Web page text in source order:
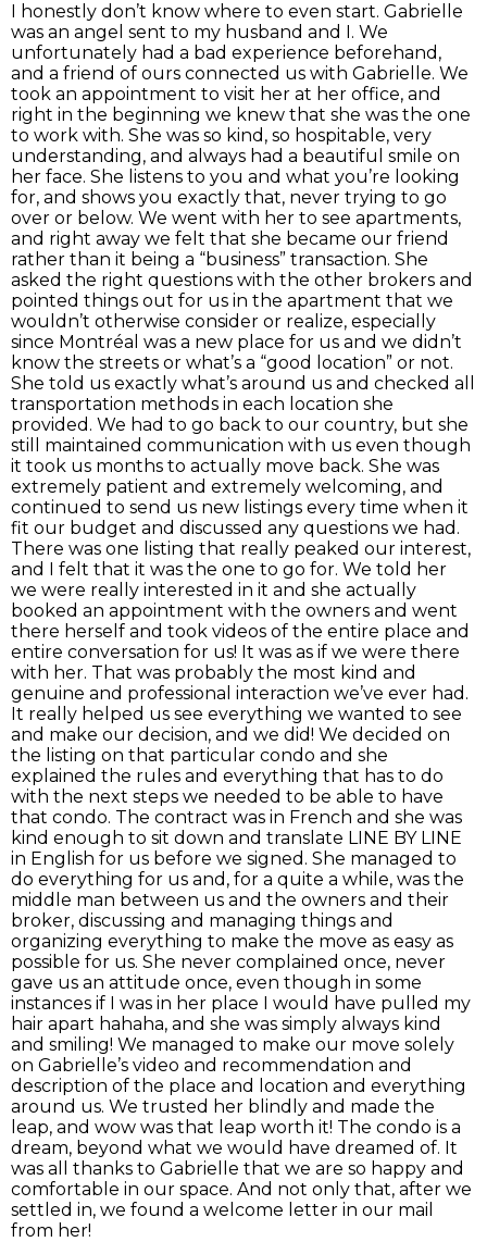
I honestly don’t know where to even start. Gabrielle
was an angel sent to my husband and I. We
unfortunately had a bad experience beforehand,
and a friend of ours connected us with Gabrielle. We
took an appointment to visit her at her office, and
right in the beginning we knew that she was the one
to work with. She was so kind, so hospitable, very
understanding, and always had a beautiful smile on
her face. She listens to you and what you’re looking
for, and shows you exactly that, never trying to go
over or below. We went with her to see apartments,
and right away we felt that she became our friend
rather than it being a “business” transaction. She
asked the right questions with the other brokers and
pointed things out for us in the apartment that we
wouldn’t otherwise consider or realize, especially
since Montréal was a new place for us and we didn’t
know the streets or what’s a “good location” or not.
She told us exactly what’s around us and checked all
transportation methods in each location she
provided. We had to go back to our country, but she
still maintained communication with us even though
it took us months to actually move back. She was
extremely patient and extremely welcoming, and
continued to send us new listings every time when it
fit our budget and discussed any questions we had.
There was one listing that really peaked our interest,
and I felt that it was the one to go for. We told her
we were really interested in it and she actually
booked an appointment with the owners and went
there herself and took videos of the entire place and
entire conversation for us! It was as if we were there
with her. That was probably the most kind and
genuine and professional interaction we’ve ever had.
It really helped us see everything we wanted to see
and make our decision, and we did! We decided on
the listing on that particular condo and she
explained the rules and everything that has to do
with the next steps we needed to be able to have
that condo. The contract was in French and she was
kind enough to sit down and translate LINE BY LINE
in English for us before we signed. She managed to
do everything for us and, for a quite a while, was the
middle man between us and the owners and their
broker, discussing and managing things and
organizing everything to make the move as easy as
possible for us. She never complained once, never
gave us an attitude once, even though in some
instances if I was in her place I would have pulled my
hair apart hahaha, and she was simply always kind
and smiling! We managed to make our move solely
on Gabrielle’s video and recommendation and
description of the place and location and everything
around us. We trusted her blindly and made the
leap, and wow was that leap worth it! The condo is a
dream, beyond what we would have dreamed of. It
was all thanks to Gabrielle that we are so happy and
comfortable in our space. And not only that, after we
settled in, we found a welcome letter in our mail
from her!